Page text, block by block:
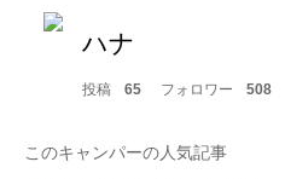
ハナ
投稿 65 フォロワー 508
このキャンパーの人気記事